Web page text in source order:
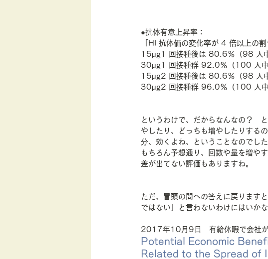
●抗体有意上昇率：
「HI 抗体価の変化率が 4 倍以上の割
15μg1 回接種後は 80.6％（98 人
30μg1 回接種群 92.0％（100 人中
15μg2 回接種後は 80.6％（98 人
30μg2 回接種群 96.0％（100 人
というわけで、だからなんなの？　
やしたり、どっちも増やしたりする
分、効くよね、ということなのでした
もちろん予想通り、回数や量を増や
差が出てない評価もありますね。
ただ、冒頭の問への答えに戻ります
ではない」と言わないわけにはいか
2017年10月9日　有給休暇で会社が
Potential Economic
Related to the Spread of